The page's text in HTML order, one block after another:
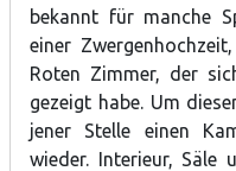
bekannt für manche
einer
Roten Zimmer, der
gezeigt habe. Um
jener Stelle einen
wieder. Interieur, Säle